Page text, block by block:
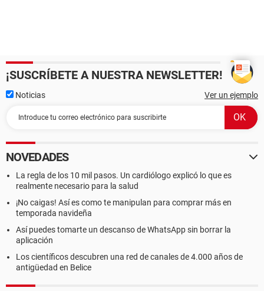
¡SUSCRÍBETE A NUESTRA NEWSLETTER!
Noticias Ver un ejemplo
NOVEDADES
La regla de los 10 mil pasos. Un cardiólogo explicó lo que es
realmente necesario para la salud
¡No caigas! Así es como te manipulan para comprar más en
temporada navideña
Así puedes tomarte un descanso de WhatsApp sin borrar la
aplicación
Los científicos descubren una red de canales de 4.000 años de
antigüedad en Belice